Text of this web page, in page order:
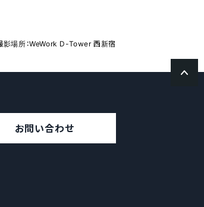
影場所：WeWork D-Tower 西新宿
お問い合わせ